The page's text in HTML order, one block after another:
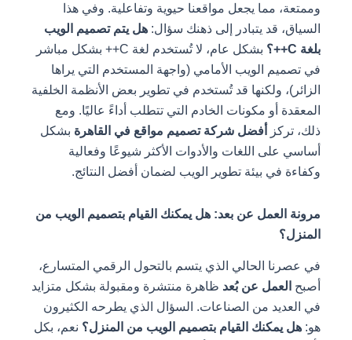
وممتعة، مما يجعل مواقعنا حيوية وتفاعلية. وفي هذا
السياق، قد يتبادر إلى ذهنك سؤال: هل يتم تصميم الويب
بلغة C++؟
بشكل عام، لا تُستخدم لغة C++ بشكل مباشر
في تصميم الويب الأمامي (واجهة المستخدم التي يراها
الزائر)، ولكنها قد تُستخدم في تطوير بعض الأنظمة الخلفية
المعقدة أو مكونات الخادم التي تتطلب أداءً عاليًا. ومع
ذلك، تركزأفضل شركة تصميم مواقع في القاهرةبشكل
أساسي على اللغات والأدوات الأكثر شيوعًا وفعالية
وكفاءة في بيئة تطوير الويب لضمان أفضل النتائج.
مرونة العمل عن بعد: هل يمكنك القيام بتصميم الويب من
المنزل؟
في عصرنا الحالي الذي يتسم بالتحول الرقمي المتسارع،
أصبحالعمل عن بُعدظاهرة منتشرة ومقبولة بشكل متزايد
في العديد من الصناعات. السؤال الذي يطرحه الكثيرون
هو:هل يمكنك القيام بتصميم الويب من المنزل؟نعم، بكل